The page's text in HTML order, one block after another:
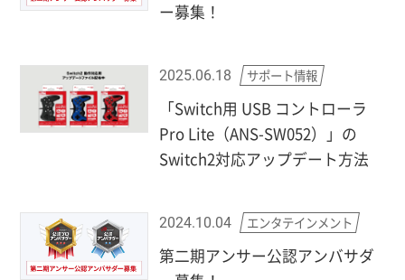
ー募集！
2025.06.18 サポート情報
「Switch用 USB コントローラ
Pro Lite（ANS-SW052）」の
Switch2対応アップデート方法
2024.10.04 エンタテインメント
第二期アンサー公認アンバサダ